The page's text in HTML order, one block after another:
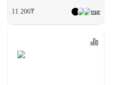
еще
11 206₸